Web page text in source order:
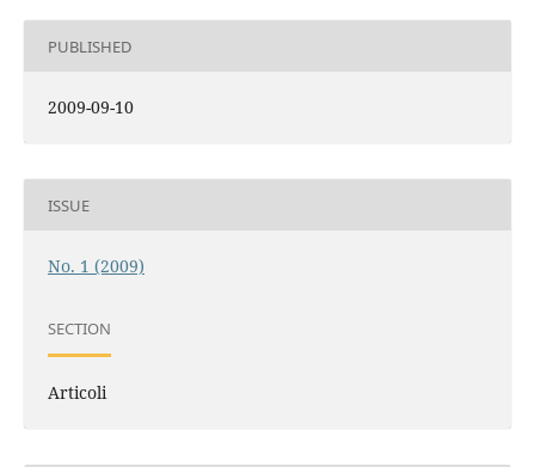
PUBLISHED
2009-09-10
ISSUE
No. 1 (2009)
SECTION
Articoli